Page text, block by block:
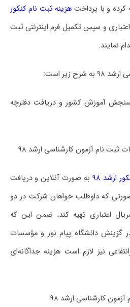
کرده و با پرداخت هزینه ثبت نام کنکور
و سپس تکمیل فرم اینترنتی ثبت
زیر است :
سنجش آموزش کشور و دریافت دفترچه
ارشد ۹۸
به صورت آنلاین و دریافت
که داوطلب خواهان شرکت در دو
اعتباری تهیه کند. ضمن این که
گزینش دانشگاه پیام نور و مؤسسات
نیز لازم است هزینه جداگانه‌ای